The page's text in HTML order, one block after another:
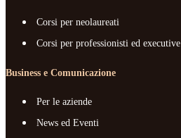
Corsi per neolaureati
Corsi per professionisti ed executive
Business e Comunicazione
Per le aziende
News ed Eventi